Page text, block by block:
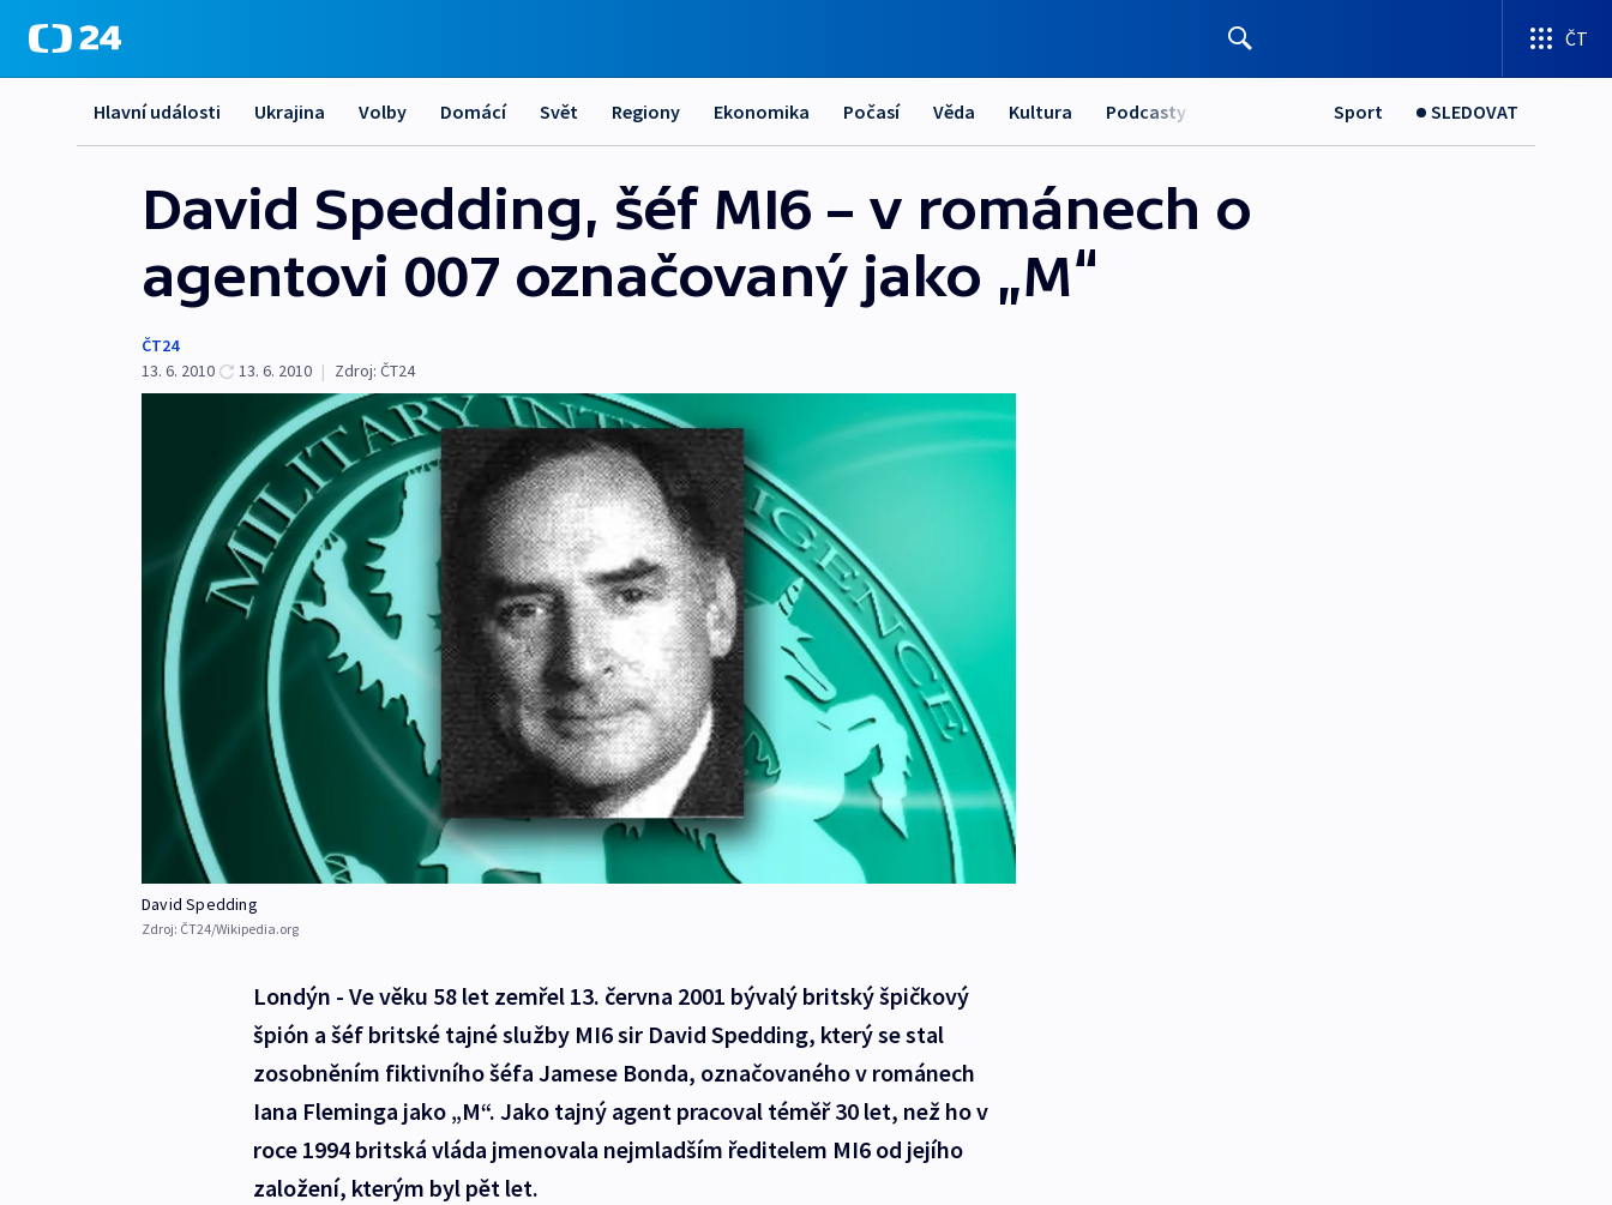
ČT
Hlavní události Ukrajina Volby Domácí Svět Regiony Ekonomika Počasí Věda Kultura Podcasty Sport SLEDOVAT
David Spedding, šéf MI6 – v románech o
agentovi 007 označovaný jako „M“
ČT24
13. 6. 2010
13. 6. 2010 | Zdroj: ČT24
David Spedding
Zdroj: ČT24/Wikipedia.org
Londýn - Ve věku 58 let zemřel 13. června 2001 bývalý britský špičkový
špión a šéf britské tajné služby MI6 sir David Spedding, který se stal
zosobněním fiktivního šéfa Jamese Bonda, označovaného v románech
Iana Fleminga jako „M“. Jako tajný agent pracoval téměř 30 let, než ho v
roce 1994 britská vláda jmenovala nejmladším ředitelem MI6 od jejího
založení, kterým byl pět let.